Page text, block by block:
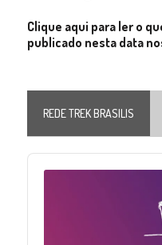
Clique aqui para ler o
publicado nesta data
REDE TREK BRASILIS
Audio
Player